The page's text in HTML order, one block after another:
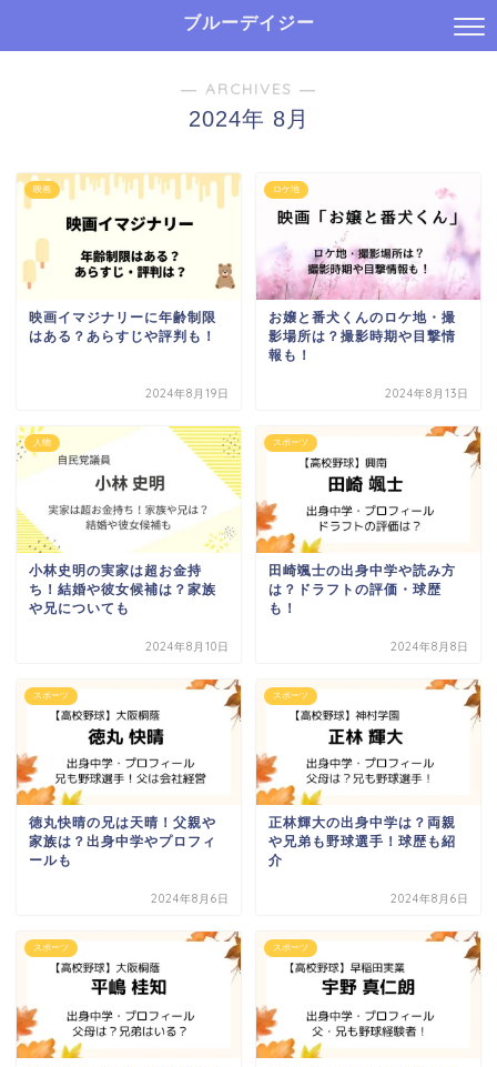
ブルーデイジー
― ARCHIVES ―
2024年 8月
映画
映画イマジナリーに年齢制限
はある？あらすじや評判も！
2024年8月19日
ロケ地
お嬢と番犬くんのロケ地・撮
影場所は？撮影時期や目撃情
報も！
2024年8月13日
人物
小林史明の実家は超お金持
ち！結婚や彼女候補は？家族
や兄についても
2024年8月10日
スポーツ
田崎颯士の出身中学や読み方
は？ドラフトの評価・球歴
も！
2024年8月8日
スポーツ
徳丸快晴の兄は天晴！父親や
家族は？出身中学やプロフィ
ールも
2024年8月6日
スポーツ
正林輝大の出身中学は？両親
や兄弟も野球選手！球歴も紹
介
2024年8月6日
スポーツ スポーツ